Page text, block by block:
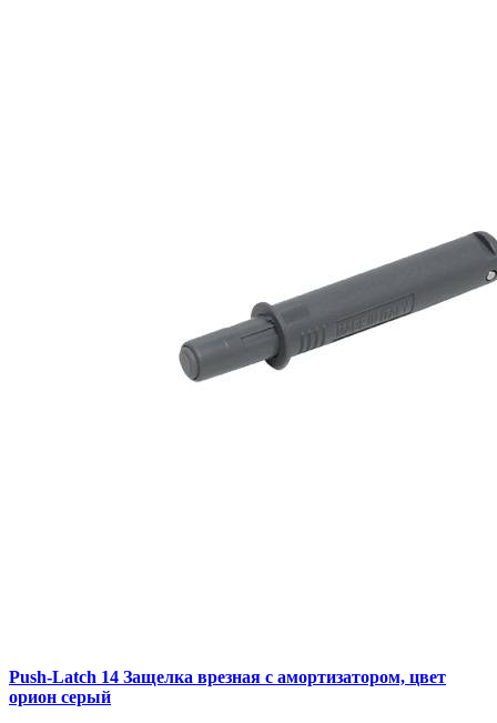
Push-Latch 14 Защелка врезная с амортизатором, цвет
орион серый